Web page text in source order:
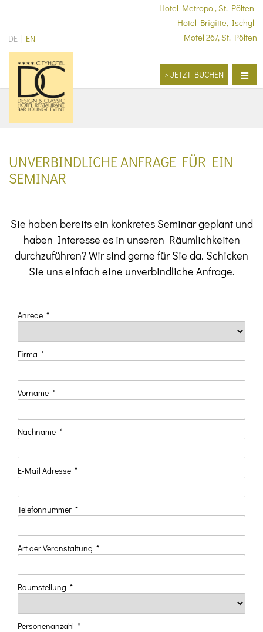
Hotel Metropol, St. Pölten
Hotel Brigitte, Ischgl
Motel 267, St. Pölten
DE EN
> JETZT BUCHEN
Seminare & Tagungen
Kontakt, Anreise & Jobs
> Jetzt buchen
UNVERBINDLICHE ANFRAGE FÜR EIN
SEMINAR
Sie haben bereits ein konkretes Seminar geplant und
haben Interesse es in unseren Räumlichkeiten
durchzuführen? Wir sind gerne für Sie da. Schicken
Sie uns einfach eine unverbindliche Anfrage.
Anrede *
Firma *
Vorname *
Nachname *
E-Mail Adresse *
Telefonnummer *
Art der Veranstaltung *
Raumstellung *
Personenanzahl *